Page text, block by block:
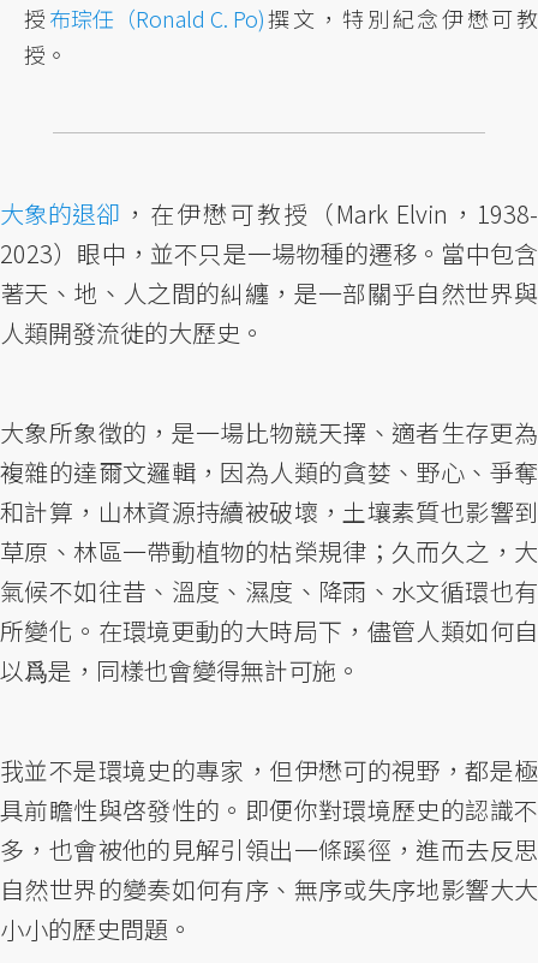
授布琮任（Ronald C. Po)撰文，特別紀念伊懋可教
授。
大象的退卻 ，在伊懋可教授（Mark Elvin，1938-
2023）眼中，並不只是一場物種的遷移。當中包含
著天、地、人之間的糾纏，是一部關乎自然世界與
人類開發流徙的大歷史。
大象所象徵的，是一場比物競天擇、適者生存更為
複雜的達爾文邏輯，因為人類的貪婪、野心、爭奪
和計算，山林資源持續被破壞，土壤素質也影響到
草原、林區一帶動植物的枯榮規律；久而久之，大
氣候不如往昔、溫度、濕度、降雨、水文循環也有
所變化。在環境更動的大時局下，儘管人類如何自
以爲是，同樣也會變得無計可施。
我並不是環境史的專家，但伊懋可的視野，都是極
具前瞻性與啓發性的。即便你對環境歷史的認識不
多，也會被他的見解引領出一條蹊徑，進而去反思
自然世界的變奏如何有序、無序或失序地影響大大
小小的歷史問題。